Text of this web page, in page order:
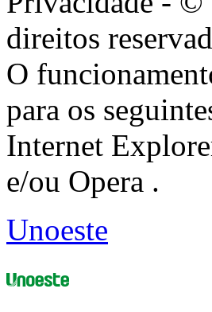
direitos
O
para os
Internet
e/ou Opera .
Unoeste